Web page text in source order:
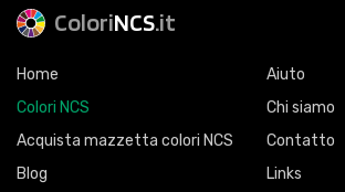
ColoriNCS.it
Home
Colori NCS
Acquista mazzetta colori NCS
Blog
Aiuto
Chi siamo
Contatto
Links